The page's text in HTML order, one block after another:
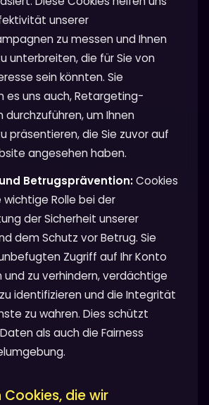
unserer
zu messen und Ihnen
unterbreiten, die für Sie von
sein könnten. Sie
es uns auch, Retargeting-
durchzuführen, um Ihnen
präsentieren, die Sie zuvor auf
angesehen haben.
Betrugsprävention:Cookies
wichtige Rolle bei der
der Sicherheit unserer
dem Schutz vor Betrug. Sie
Zugriff auf Ihr Konto
und zu verhindern, verdächtige
identifizieren und die Integrität
zu wahren. Dies schützt
als auch die Fairness
Cookies, die wir